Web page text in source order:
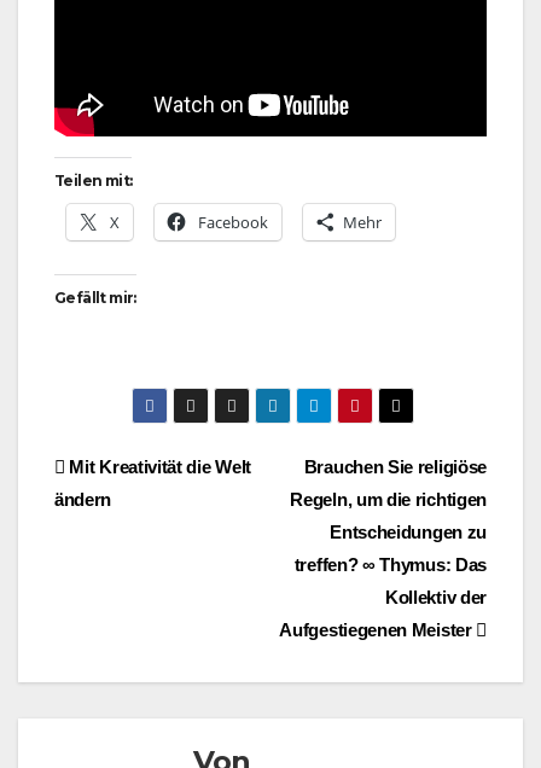
Teilen mit:
X Facebook Mehr
Gefällt mir:
Beitragsnavigation
Brauchen Sie religiöse
Regeln, um die richtigen
Entscheidungen zu
treffen? ∞ Thymus: Das
Kollektiv der
Aufgestiegenen Meister
Mit Kreativität die Welt
ändern